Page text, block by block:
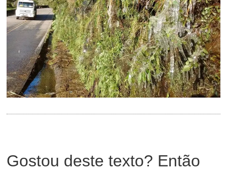
Gostou deste texto? Então